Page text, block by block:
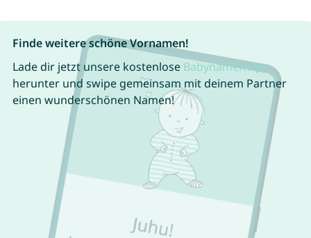
Finde weitere schöne Vornamen!
Lade dir jetzt unsere kostenlose Babynamen App
herunter und swipe gemeinsam mit deinem Partner
einen wunderschönen Namen!